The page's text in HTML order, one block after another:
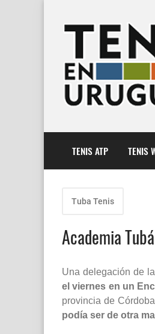
TENIS ATP TENIS
Tuba Tenis
Academia
Una delegación de la
el viernes en un
provincia de
podía ser de otra